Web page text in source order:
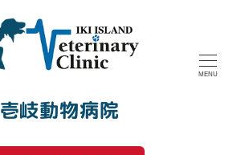
壱岐動物病院
MENU